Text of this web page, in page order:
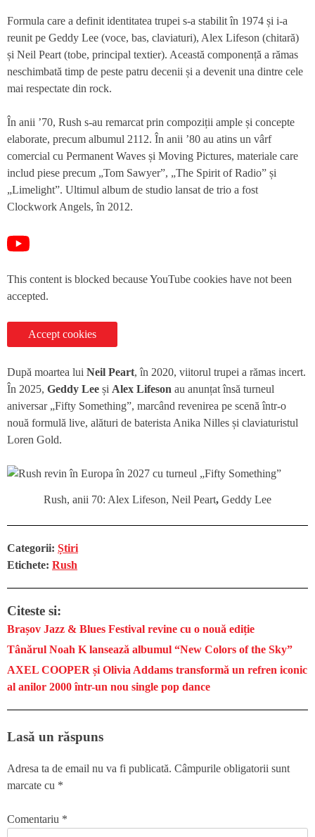
Formula care a definit identitatea trupei s-a stabilit în 1974 și i-a
reunit pe Geddy Lee (voce, bas, claviaturi), Alex Lifeson (chitară)
și Neil Peart (tobe, principal textier). Această componență a rămas
neschimbată timp de peste patru decenii și a devenit una dintre cele
mai respectate din rock.
În anii ’70, Rush s-au remarcat prin compoziții ample și concepte
elaborate, precum albumul 2112. În anii ’80 au atins un vârf
comercial cu Permanent Waves și Moving Pictures, materiale care
includ piese precum „Tom Sawyer”, „The Spirit of Radio” și
„Limelight”. Ultimul album de studio lansat de trio a fost
Clockwork Angels, în 2012.
This content is blocked because YouTube cookies have not been
accepted.
Accept cookies
După moartea lui Neil Peart, în 2020, viitorul trupei a rămas incert.
În 2025, Geddy Lee și Alex Lifeson au anunțat însă turneul
aniversar „Fifty Something”, marcând revenirea pe scenă într-o
nouă formulă live, alături de baterista Anika Nilles și claviaturistul
Loren Gold.
Rush, anii 70: Alex Lifeson, Neil Peart, Geddy Lee
Categorii: Știri
Etichete: Rush
Citeste si:
Brașov Jazz & Blues Festival revine cu o nouă ediție
Tânărul Noah K lansează albumul “New Colors of the Sky”
AXEL COOPER și Olivia Addams transformă un refren iconic
al anilor 2000 într-un nou single pop dance
Lasă un răspuns
Adresa ta de email nu va fi publicată. Câmpurile obligatorii sunt
marcate cu *
Comentariu *